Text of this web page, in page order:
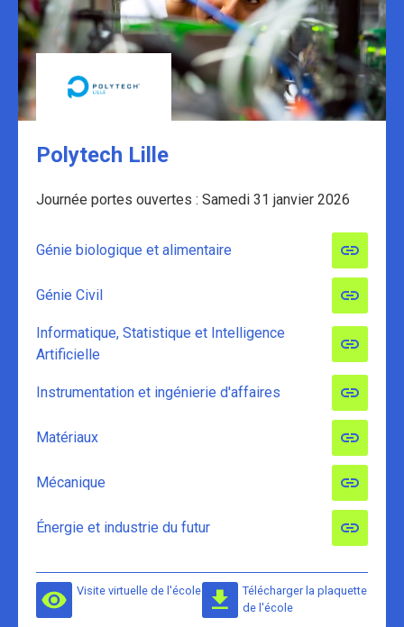
Polytech Lille
Journée portes ouvertes : Samedi 31 janvier 2026
Génie biologique et alimentaire
Génie Civil
Informatique, Statistique et Intelligence
Artificielle
Instrumentation et ingénierie d'affaires
Matériaux
Mécanique
Énergie et industrie du futur
Visite virtuelle de l'école
Télécharger la plaquette
de l'école